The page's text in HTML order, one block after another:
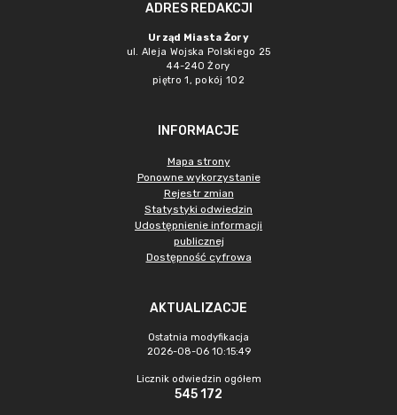
ADRES REDAKCJI
Urząd Miasta Żory
ul. Aleja Wojska Polskiego 25
44-240 Żory
piętro 1, pokój 102
INFORMACJE
Mapa strony
Ponowne wykorzystanie
Rejestr zmian
Statystyki odwiedzin
Udostępnienie informacji
publicznej
Dostępność cyfrowa
AKTUALIZACJE
Ostatnia modyfikacja
2026-08-06 10:15:49
Licznik odwiedzin ogółem
545 172